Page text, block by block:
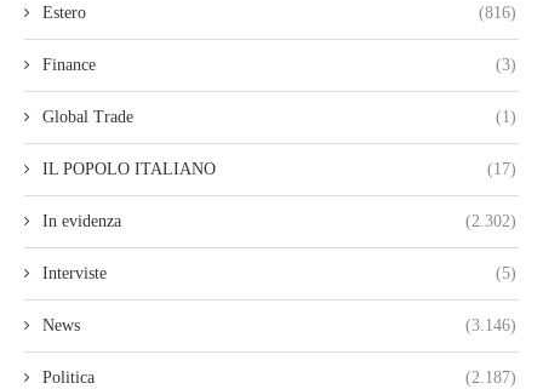
Estero (816)
Finance (3)
Global Trade (1)
IL POPOLO ITALIANO (17)
In evidenza (2.302)
Interviste (5)
News (3.146)
Politica (2.187)